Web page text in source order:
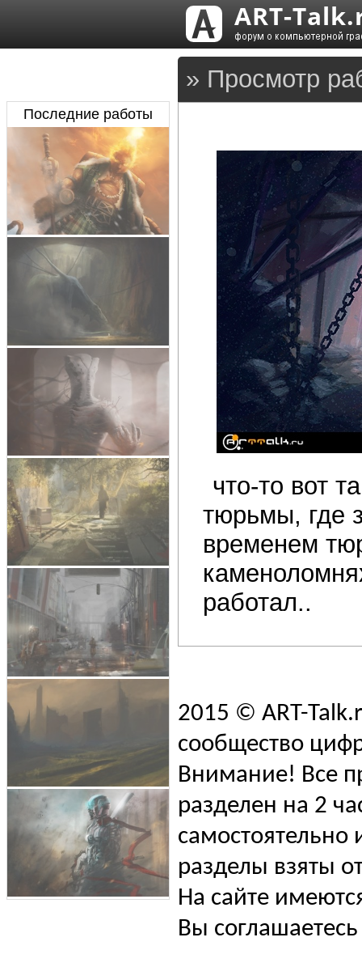
» Просмотр
что-то вот
тюрьмы, где
временем
работал..
Последние работы
2015 © ART-
сообщество
Внимание! Все
разделен на 2
самостоятельно
разделы взяты
На сайте
Вы